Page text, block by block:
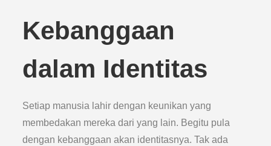
Kebanggaan
dalam Identitas
Setiap manusia lahir dengan keunikan yang
membedakan mereka dari yang lain. Begitu pula
dengan kebanggaan akan identitasnya. Tak ada